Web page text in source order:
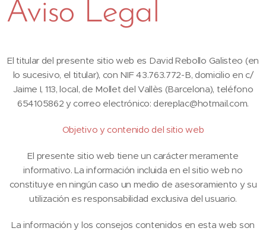
Aviso Legal
El titular del presente sitio web es David Rebollo Galisteo (en
lo sucesivo, el titular), con NIF 43.763.772-B, domicilio en c/
Jaime I, 113, local, de Mollet del Vallès (Barcelona), teléfono
654105862 y correo electrónico: dereplac@hotmail.com.
Objetivo y contenido del sitio web
El presente sitio web tiene un carácter meramente
informativo. La información incluida en el sitio web no
constituye en ningún caso un medio de asesoramiento y su
utilización es responsabilidad exclusiva del usuario.
La información y los consejos contenidos en esta web son